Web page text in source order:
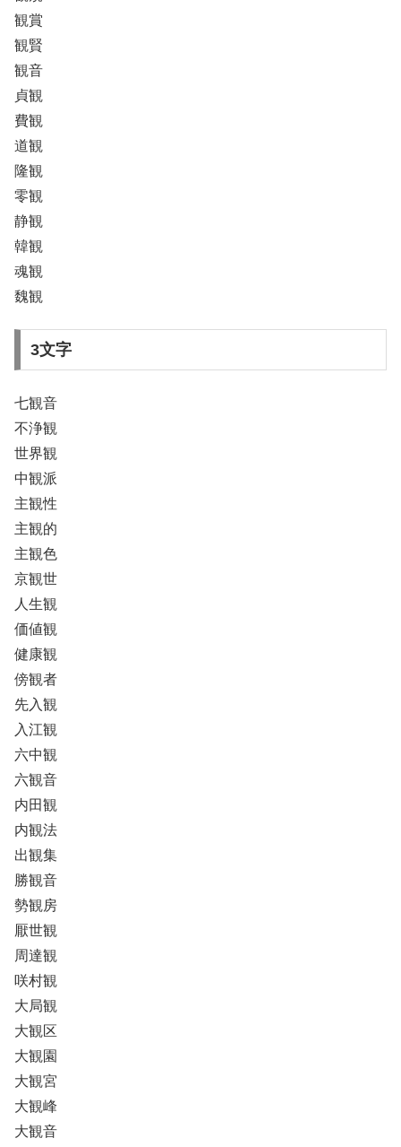
観賞
観賢
観音
貞観
費観
道観
隆観
零観
静観
韓観
魂観
魏観
3文字
七観音
不浄観
世界観
中観派
主観性
主観的
主観色
京観世
人生観
価値観
健康観
傍観者
先入観
入江観
六中観
六観音
内田観
内観法
出観集
勝観音
勢観房
厭世観
周達観
咲村観
大局観
大観区
大観園
大観宮
大観峰
大観音